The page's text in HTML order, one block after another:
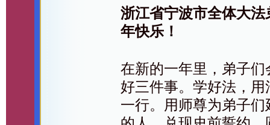
浙江省宁波市全体大
年快乐！
在新的一年里，弟子
好三件事。学好法，
一行。用师尊为弟子